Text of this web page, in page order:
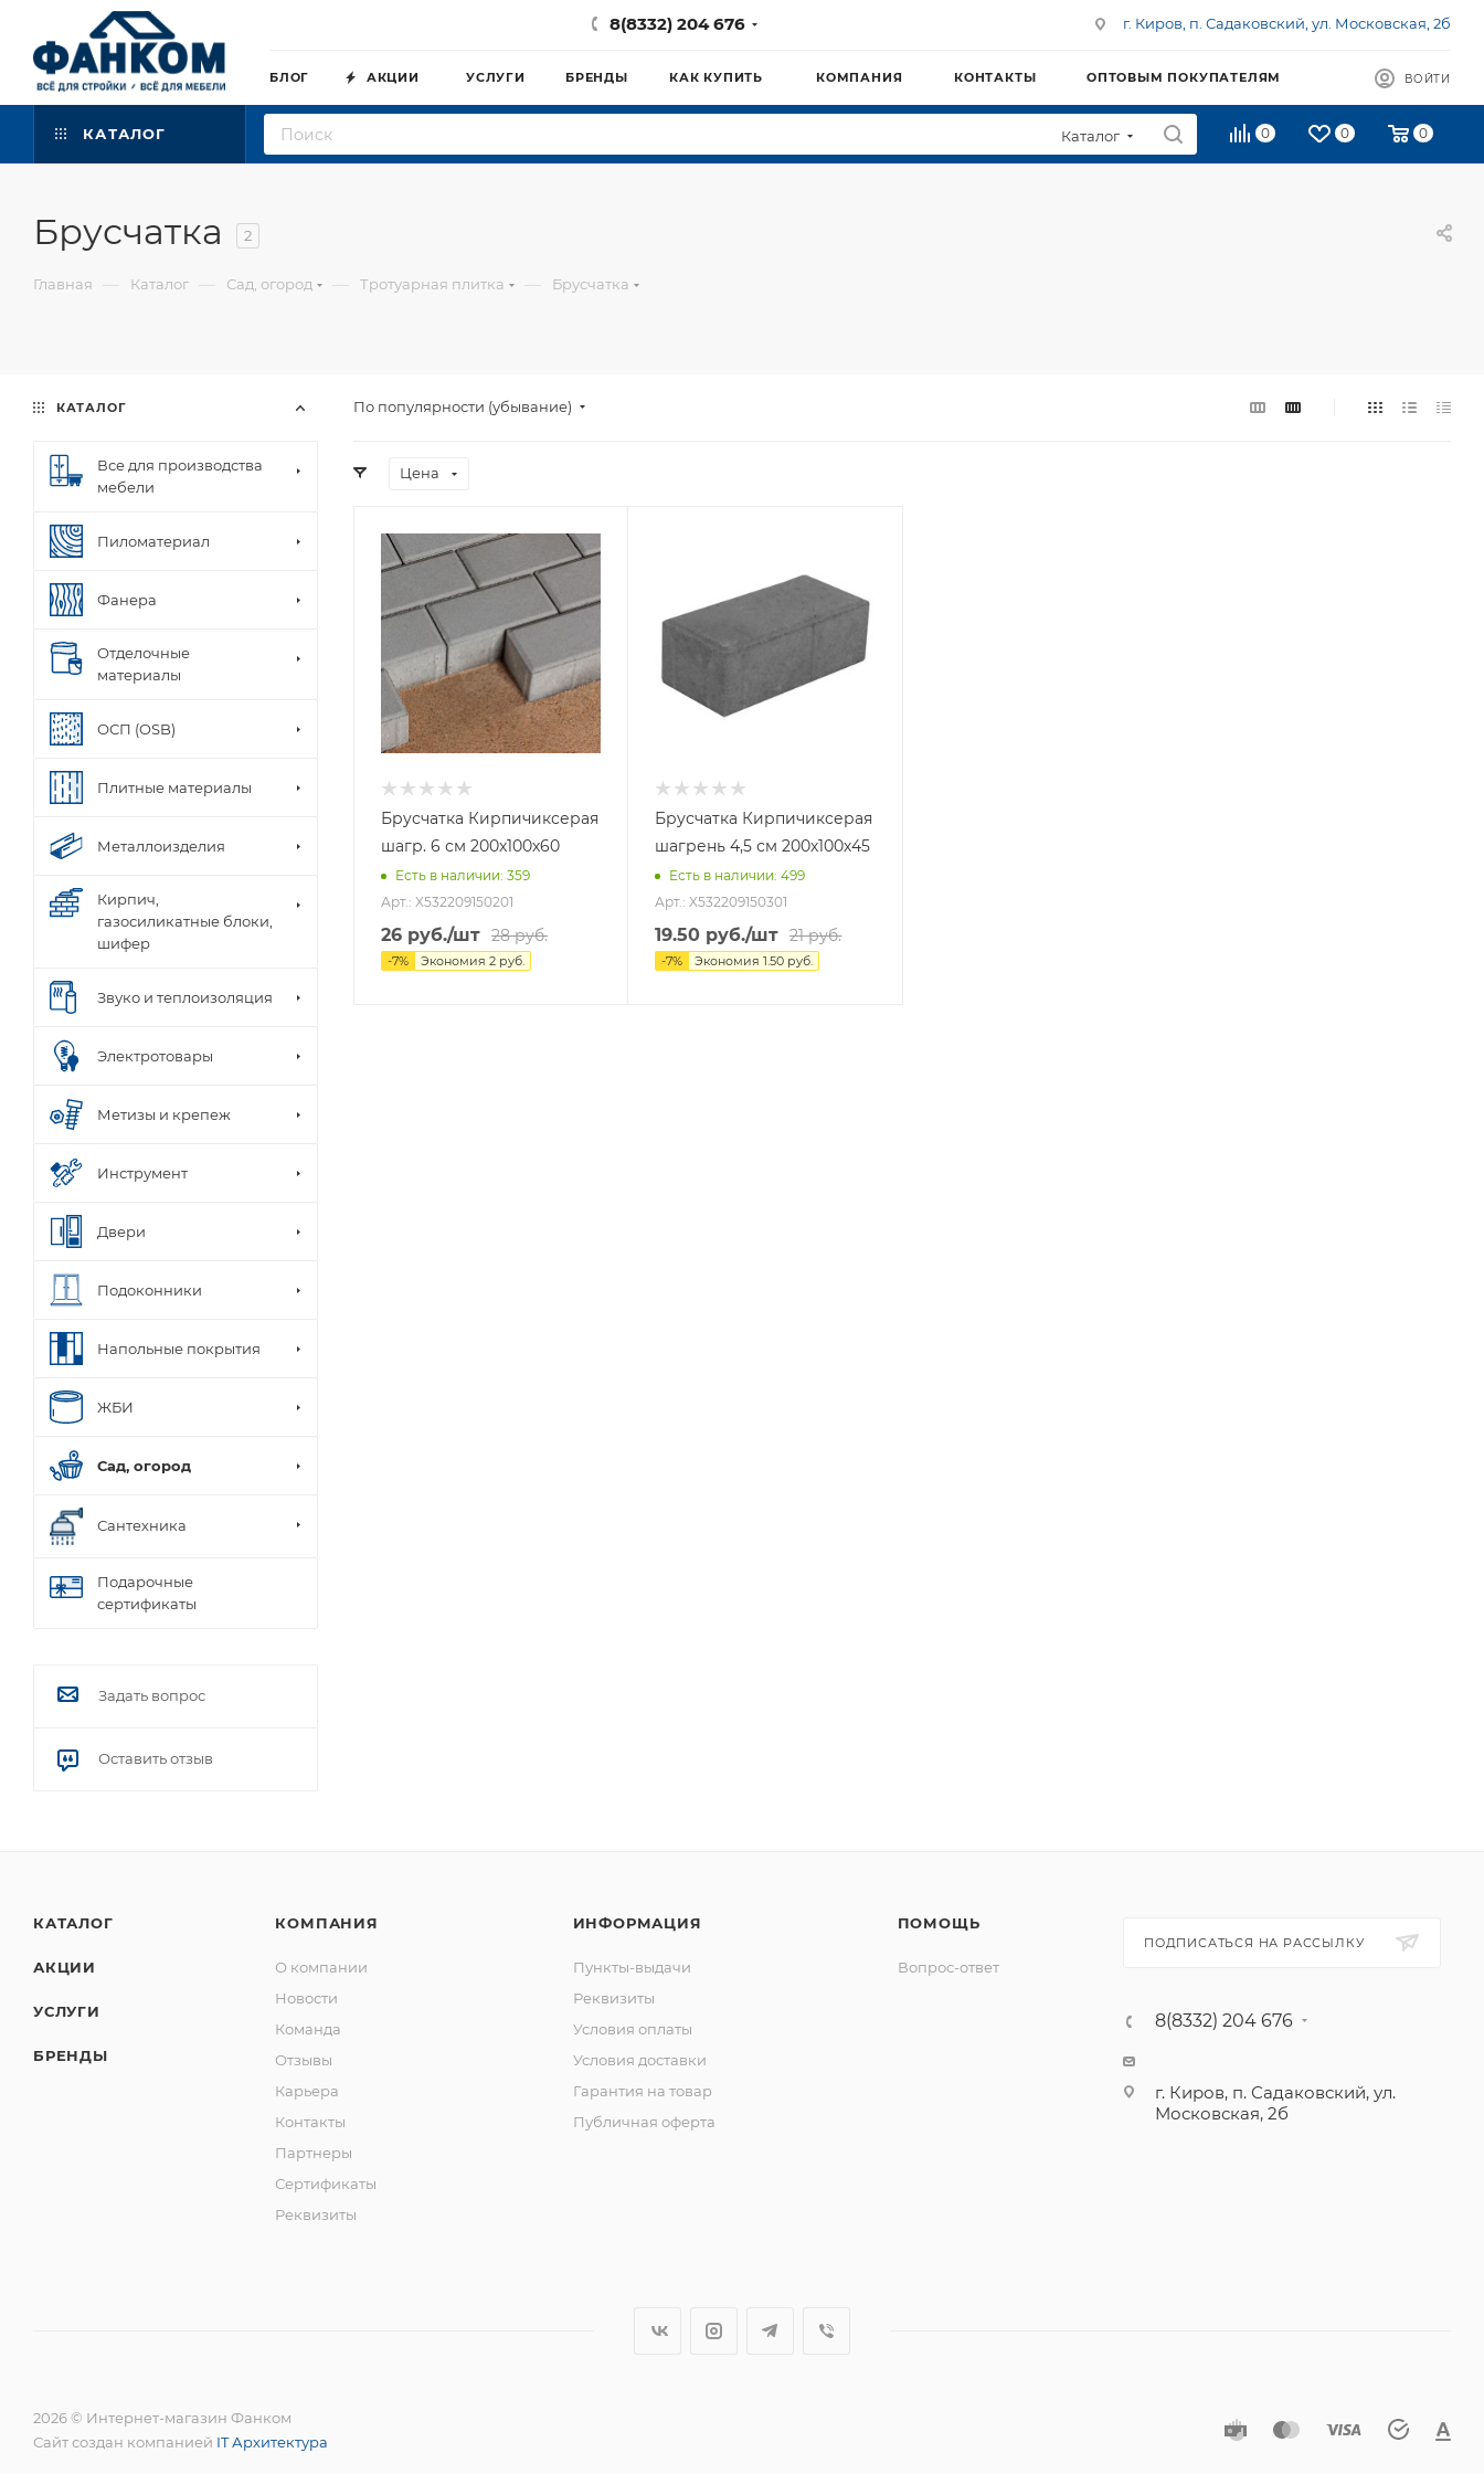
8(8332) 204 676 г. Киров, п. Садаковский, ул. Московская, 2б
БЛОГ АКЦИИ УСЛУГИ БРЕНДЫ КАК КУПИТЬ КОМПАНИЯ КОНТАКТЫ ОПТОВЫМ ПОКУПАТЕЛЯМ ВОЙТИ
КАТАЛОГ Каталог 0 0 0
Брусчатка 2
Главная — Каталог — Сад, огород — Тротуарная плитка — Брусчатка
По популярности (убывание)
Цена
Брусчатка Кирпичиксерая
шагр. 6 см 200х100х60
Есть в наличии: 359
Арт.: X532209150201
26 руб./шт 28руб.
-7% Экономия 2 руб.
Брусчатка Кирпичиксерая
шагрень 4,5 см 200х100х45
Есть в наличии: 499
Арт.: X532209150301
19.50 руб./шт 21руб.
-7% Экономия1.50 руб.
КАТАЛОГ
Все для производства
мебели
Пиломатериал
Фанера
Отделочные
материалы
ОСП (OSB)
Плитные материалы
Металлоизделия
Кирпич,
газосиликатные блоки,
шифер
Звуко и теплоизоляция
Электротовары
Метизы и крепеж
Инструмент
Двери
Подоконники
Напольные покрытия
ЖБИ
Сад, огород
Сантехника
Подарочные
сертификаты
Задать вопрос
Оставить отзыв
КАТАЛОГ
АКЦИИ
УСЛУГИ
БРЕНДЫ
КОМПАНИЯ
О компании
Новости
Команда
Отзывы
Карьера
Контакты
Партнеры
Сертификаты
Реквизиты
ИНФОРМАЦИЯ
Пункты-выдачи
Реквизиты
Условия оплаты
Условия доставки
Гарантия на товар
Публичная оферта
ПОМОЩЬ
Вопрос-ответ
ПОДПИСАТЬСЯ НА РАССЫЛКУ
8(8332) 204 676
г. Киров, п. Садаковский, ул.
Московская, 2б
2026 © Интернет-магазин Фанком
Сайт создан компанией IT Архитектура